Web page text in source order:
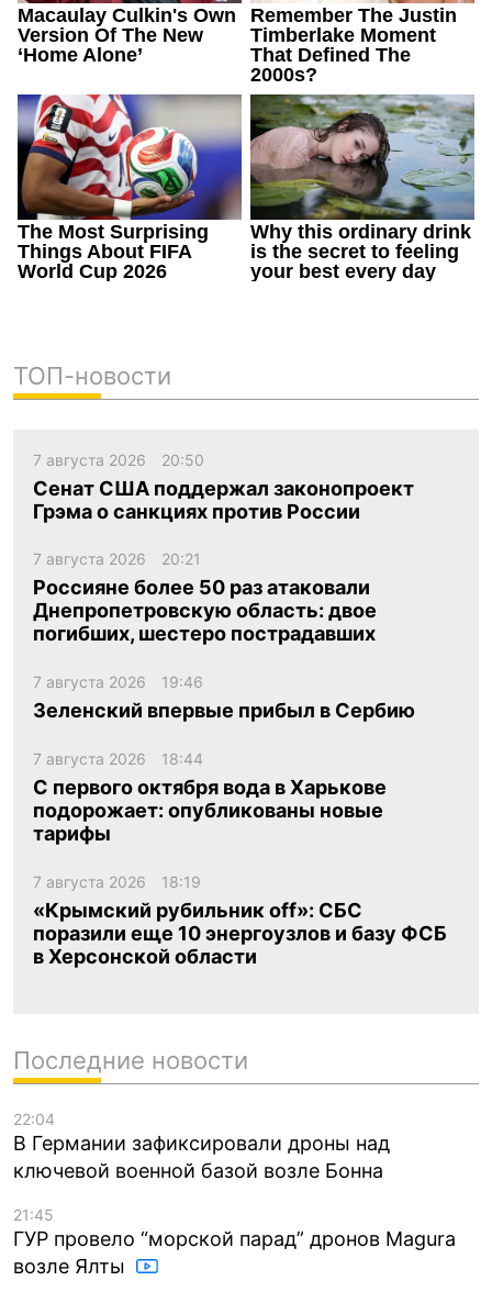
ТОП-новости
7 августа 2026 20:50
Сенат США поддержал законопроект
Грэма о санкциях против России
7 августа 2026 20:21
Россияне более 50 раз атаковали
Днепропетровскую область: двое
погибших, шестеро пострадавших
7 августа 2026 19:46
Зеленский впервые прибыл в Сербию
7 августа 2026 18:44
С первого октября вода в Харькове
подорожает: опубликованы новые
тарифы
7 августа 2026 18:19
«Крымский рубильник off»: СБС
поразили еще 10 энергоузлов и базу ФСБ
в Херсонской области
Последние новости
22:04
В Германии зафиксировали дроны над
ключевой военной базой возле Бонна
21:45
ГУР провело “морской парад” дронов Magura
возле Ялты